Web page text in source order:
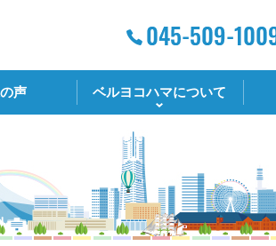
声 ベルヨコハマについて